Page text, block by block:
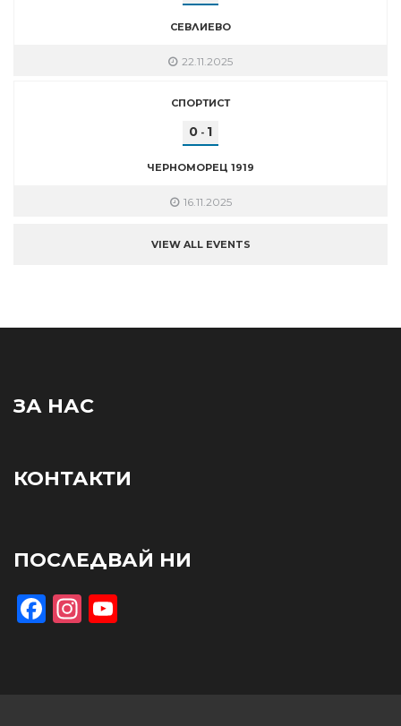
СЕВЛИЕВО
22.11.2025
СПОРТИСТ
0 - 1
ЧЕРНОМОРЕЦ 1919
16.11.2025
VIEW ALL EVENTS
ЗА НАС
КОНТАКТИ
ПОСЛЕДВАЙ НИ
Facebook
Instagram